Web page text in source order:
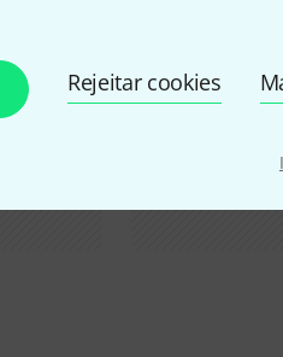
Rejeitar cookies